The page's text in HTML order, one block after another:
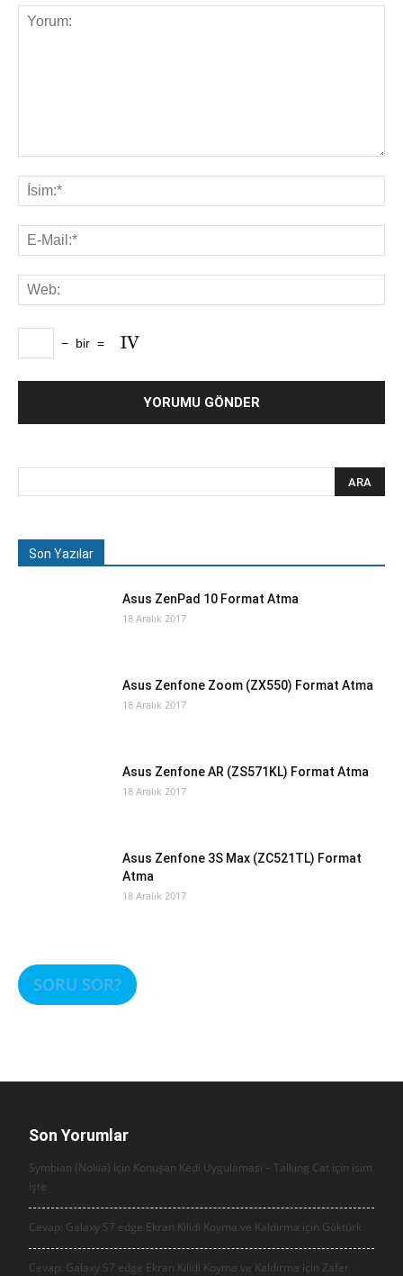
− bir =
Son Yazılar
Asus ZenPad 10 Format Atma
18 Aralık 2017
Asus Zenfone Zoom (ZX550) Format Atma
18 Aralık 2017
Asus Zenfone AR (ZS571KL) Format Atma
18 Aralık 2017
Asus Zenfone 3S Max (ZC521TL) Format
Atma
18 Aralık 2017
SORU SOR?
Son Yorumlar
Symbian (Nokia) İçin Konuşan Kedi Uygulaması – Talking Cat için isim
işte
Cevap: Galaxy S7 edge Ekran Kilidi Koyma ve Kaldırma için Göktürk
Cevap: Galaxy S7 edge Ekran Kilidi Koyma ve Kaldırma için Zafer